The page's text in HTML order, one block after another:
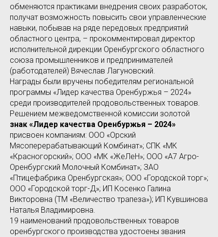
обменяются практиками внедрения своих разработок,
получат возможность повысить свои управленческие
навыки, побывав на ряде передовых предприятий
областного центра, – прокомментировал директор
исполнительной дирекции Оренбургского областного
союза промышленников и предпринимателей
(работодателей) Вячеслав Лагуновский.
Награды были вручены победителям региональной
программы «Лидер качества Оренбуржья – 2024»
среди производителей продовольственных товаров.
Решением межведомственной комиссии золотой
знак «Лидер качества Оренбуржья – 2024»
присвоен компаниям: ООО «Орский
Мясоперерабатывающий Комбинат»; СПК «МК
«Красногорский»; ООО «МК «ЖеЛеН»; ООО «А7 Агро-
Оренбургский Молочный Комбинат»; ЗАО
«Птицефабрика Оренбургская»; ООО «Городской торг»;
ООО «Городской торг-Д»; ИП Косенко Галина
Викторовна (ТМ «Величество трапеза»); ИП Кувшинова
Наталья Владимировна.
19 наименований продовольственных товаров
оренбургского производства удостоены звания